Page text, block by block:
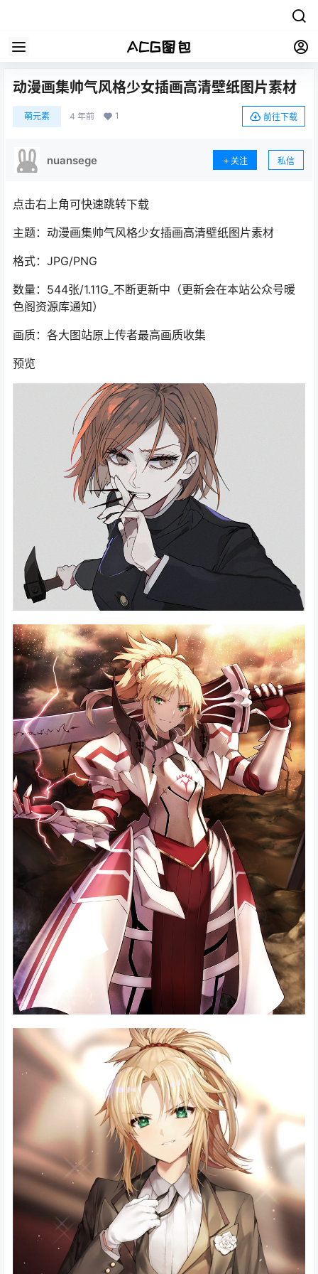
动漫画集帅气风格少女插画高清壁纸图片素材
萌元素 4 年前 1 前往下载
nuansege 关注 私信
点击右上角可快速跳转下载
主题：动漫画集帅气风格少女插画高清壁纸图片素材
格式：JPG/PNG
数量：544张/1.11G_不断更新中（更新会在本站公众号暖
色阁资源库通知）
画质：各大图站原上传者最高画质收集
预览